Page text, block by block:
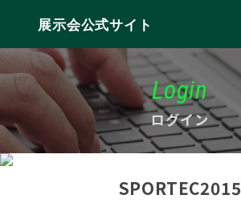
展示会公式サイト
Login
ログイン
SPORTEC2015